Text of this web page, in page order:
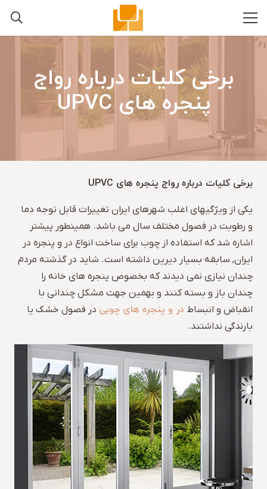
برخی کلیات درباره رواج
پنجره های UPVC
برخی کلیات درباره رواج پنجره های UPVC
یکی از ویژگیهای اغلب شهرهای ایران تغییرات قابل توجه دما
و رطوبت در فصول مختلف سال می باشد. همینطور پیشتر
اشاره شد که استفاده از چوب برای ساخت انواع در و پنجره در
ایران, سابقه بسیار دیرین داشته است. شاید در گذشته مردم
چندان نیازی نمی دیدند که بخصوص پنجره های خانه را
چندان باز و بسته کنند و بهمین جهت مشکل چندانی با
انقباض و انبساط در و پنجره های چوبی در فصول خشک یا
بارندگی نداشتند.